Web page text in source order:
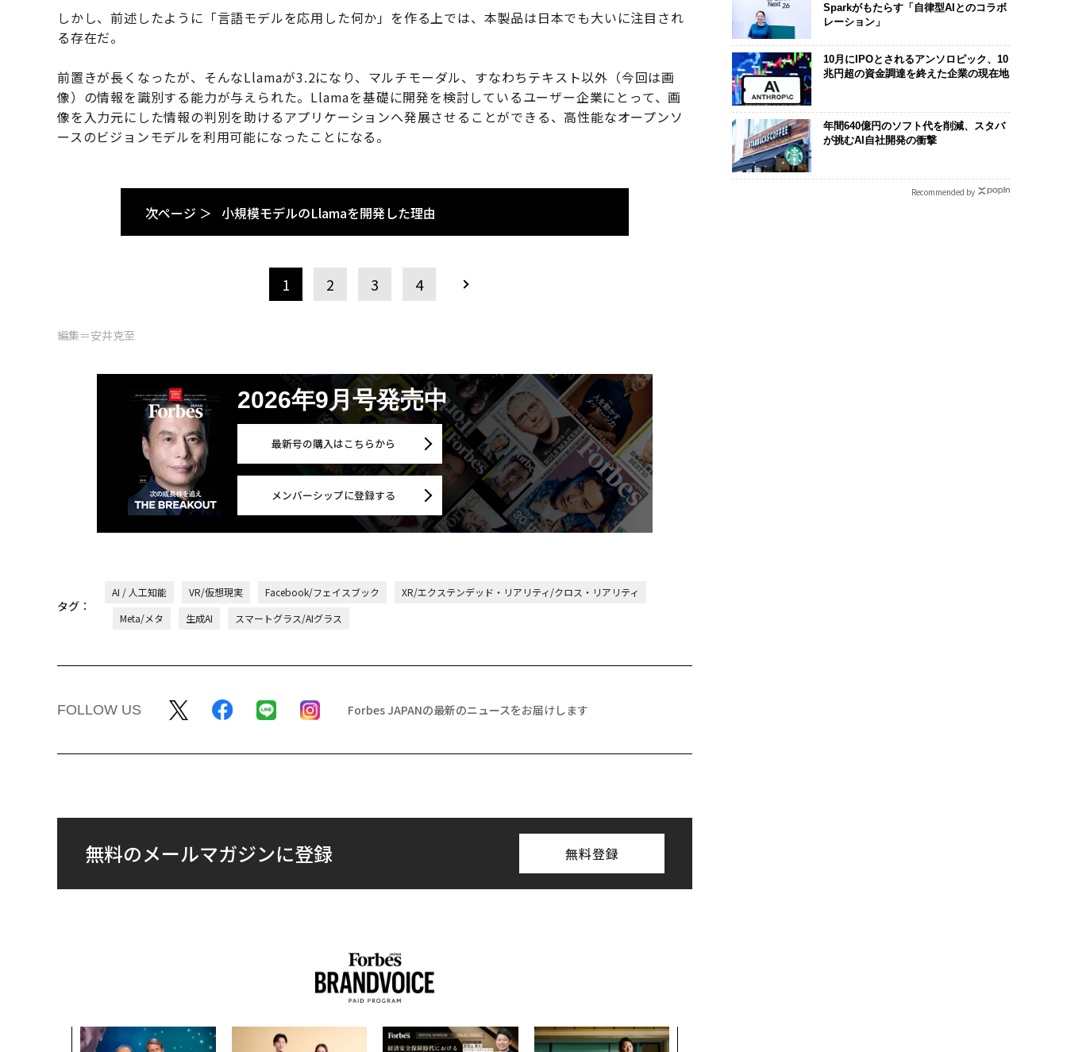
しかし、前述したように「言語モデルを応用した何か」を作る上では、本製品は日本でも大いに注目され
る存在だ。
前置きが長くなったが、そんなLlamaが3.2になり、マルチモーダル、すなわちテキスト以外（今回は画
像）の情報を識別する能力が与えられた。Llamaを基礎に開発を検討しているユーザー企業にとって、画
像を入力元にした情報の判別を助けるアプリケーションへ発展させることができる、高性能なオープンソ
ースのビジョンモデルを利用可能になったことになる。
次ページ ＞ 小規模モデルのLlamaを開発した理由
1 2 3 4
編集＝安井克至
2026年9月号発売中
最新号の購入はこちらから
メンバーシップに登録する
タグ：
AI / 人工知能 VR/仮想現実 Facebook/フェイスブック
XR/エクステンデッド・リアリティ/クロス・リアリティ
Meta/メタ
生成AI スマートグラス/AIグラス
FOLLOW US Forbes JAPANの最新のニュースをお届けします
無料のメールマガジンに登録 無料登録
Sparkがもたらす「自律型AIとのコラボ
レーション」
10月にIPOとされるアンソロピック、10
兆円超の資金調達を終えた企業の現在地
年間640億円のソフト代を削減、スタバ
が挑むAI自社開発の衝撃
Recommended by